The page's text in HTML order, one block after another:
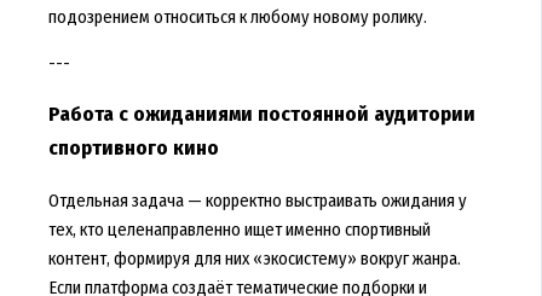
подозрением относиться к любому новому ролику.
---
Работа с ожиданиями постоянной аудитории
спортивного кино
Отдельная задача — корректно выстраивать ожидания у
тех, кто целенаправленно ищет именно спортивный
контент, формируя для них «экосистему» вокруг жанра.
Если платформа создаёт тематические подборки и